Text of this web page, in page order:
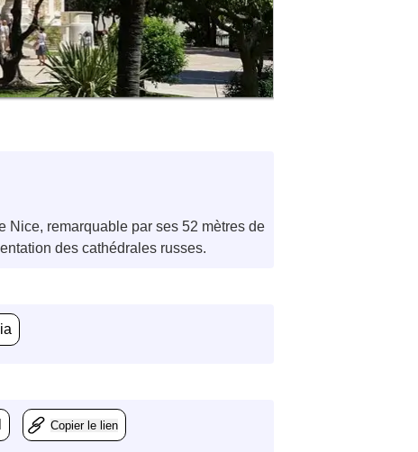
Nice, remarquable par ses 52 mètres de
des cathédrales russes.
Copier le lien